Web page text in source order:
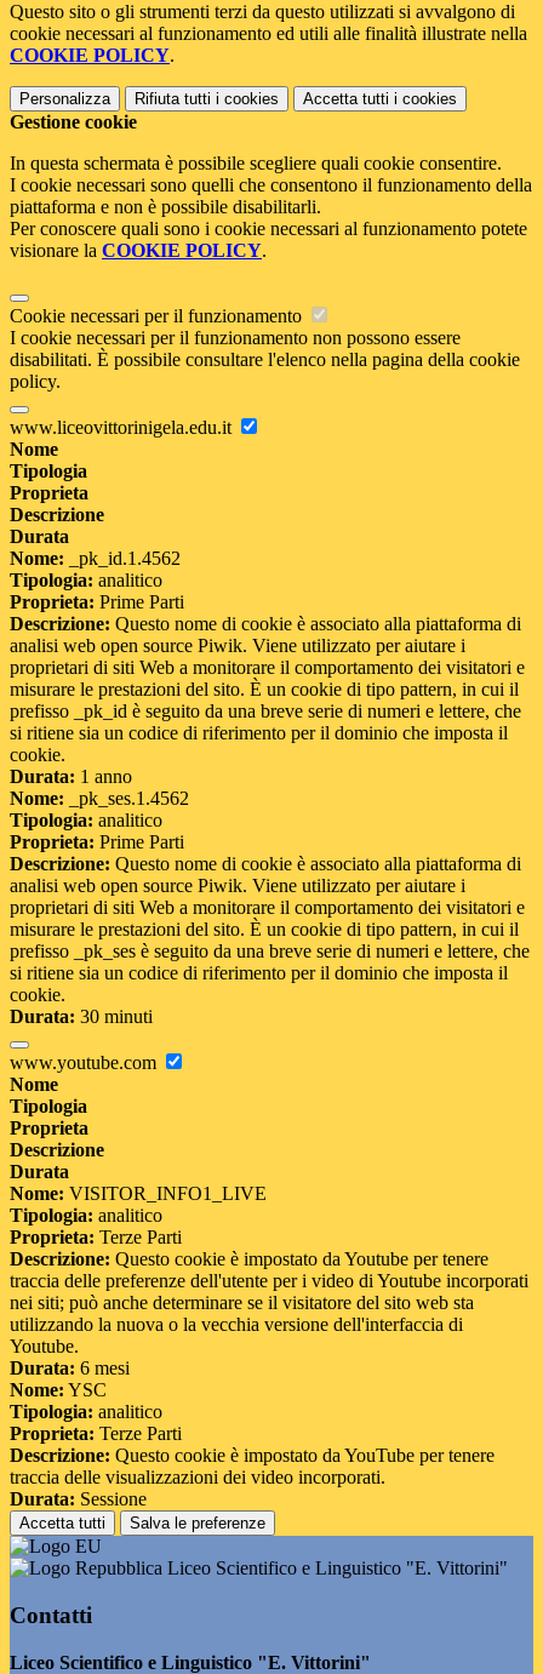
Questo sito o gli strumenti terzi da questo utilizzati si avvalgono di
cookie necessari al funzionamento ed utili alle finalità illustrate nella
COOKIE POLICY.
Personalizza Rifiuta tutti i cookies Accetta tutti i cookies
Gestione cookie
In questa schermata è possibile scegliere quali cookie consentire.
I cookie necessari sono quelli che consentono il funzionamento della
piattaforma e non è possibile disabilitarli.
Per conoscere quali sono i cookie necessari al funzionamento potete
visionare la COOKIE POLICY.
Cookie necessari per il funzionamento
I cookie necessari per il funzionamento non possono essere
disabilitati. È possibile consultare l'elenco nella pagina della cookie
policy.
www.liceovittorinigela.edu.it
Nome
Tipologia
Proprieta
Descrizione
Durata
Nome: _pk_id.1.4562
Tipologia: analitico
Proprieta: Prime Parti
Descrizione: Questo nome di cookie è associato alla piattaforma di
analisi web open source Piwik. Viene utilizzato per aiutare i
proprietari di siti Web a monitorare il comportamento dei visitatori e
misurare le prestazioni del sito. È un cookie di tipo pattern, in cui il
prefisso _pk_id è seguito da una breve serie di numeri e lettere, che
si ritiene sia un codice di riferimento per il dominio che imposta il
cookie.
Durata: 1 anno
Nome: _pk_ses.1.4562
Tipologia: analitico
Proprieta: Prime Parti
Descrizione: Questo nome di cookie è associato alla piattaforma di
analisi web open source Piwik. Viene utilizzato per aiutare i
proprietari di siti Web a monitorare il comportamento dei visitatori e
misurare le prestazioni del sito. È un cookie di tipo pattern, in cui il
prefisso _pk_ses è seguito da una breve serie di numeri e lettere, che
si ritiene sia un codice di riferimento per il dominio che imposta il
cookie.
Durata: 30 minuti
www.youtube.com
Nome
Tipologia
Proprieta
Descrizione
Durata
Nome: VISITOR_INFO1_LIVE
Tipologia: analitico
Proprieta: Terze Parti
Descrizione: Questo cookie è impostato da Youtube per tenere
traccia delle preferenze dell'utente per i video di Youtube incorporati
nei siti; può anche determinare se il visitatore del sito web sta
utilizzando la nuova o la vecchia versione dell'interfaccia di
Youtube.
Durata: 6 mesi
Nome: YSC
Tipologia: analitico
Proprieta: Terze Parti
Descrizione: Questo cookie è impostato da YouTube per tenere
traccia delle visualizzazioni dei video incorporati.
Durata: Sessione
Accetta tutti Salva le preferenze
Liceo Scientifico e Linguistico "E. Vittorini"
Contatti
Liceo Scientifico e Linguistico "E. Vittorini"